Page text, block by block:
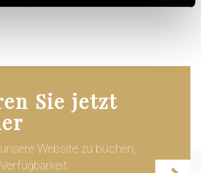
Sie jetzt
Website zu buchen,